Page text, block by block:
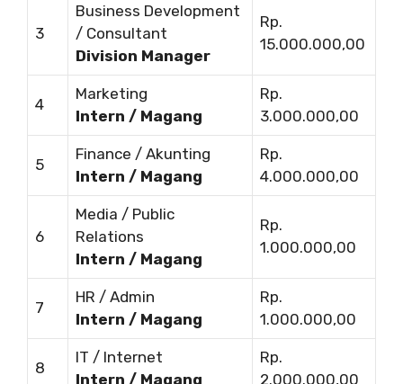
3
Business Development
/ Consultant
Division Manager
Rp.
15.000.000,00
4
Marketing
Intern / Magang
Rp.
3.000.000,00
5
Finance / Akunting
Intern / Magang
Rp.
4.000.000,00
6
Media / Public
Relations
Intern / Magang
Rp.
1.000.000,00
7
HR / Admin
Intern / Magang
Rp.
1.000.000,00
8
IT / Internet
Intern / Magang
Rp.
2.000.000,00